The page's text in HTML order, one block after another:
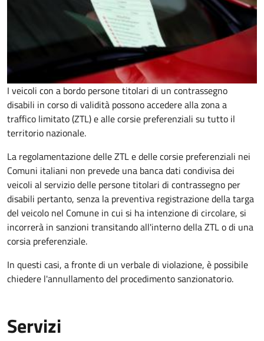
I veicoli con a bordo persone titolari di un contrassegno
disabili in corso di validità possono accedere alla zona a
traffico limitato (ZTL) e alle corsie preferenziali su tutto il
territorio nazionale.
La regolamentazione delle ZTL e delle corsie preferenziali nei
Comuni italiani non prevede una banca dati condivisa dei
veicoli al servizio delle persone titolari di contrassegno per
disabili pertanto, senza la preventiva registrazione della targa
del veicolo nel Comune in cui si ha intenzione di circolare, si
incorrerà in sanzioni transitando all'interno della ZTL o di una
corsia preferenziale.
In questi casi, a fronte di un verbale di violazione, è possibile
chiedere l'annullamento del procedimento sanzionatorio.
Servizi